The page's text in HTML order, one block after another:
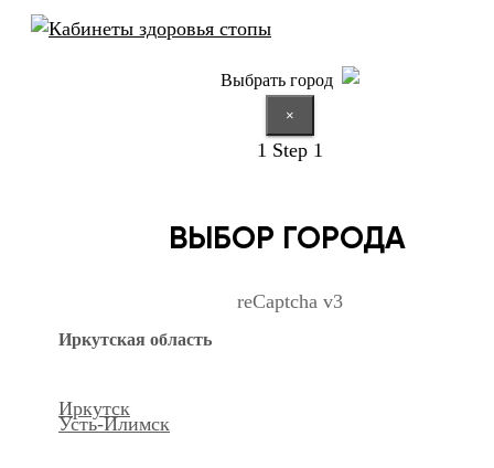
Выбрать город
×
1 Step 1
ВЫБОР ГОРОДА
reCaptcha v3
Иркутская область
Иркутск
Усть-Илимск